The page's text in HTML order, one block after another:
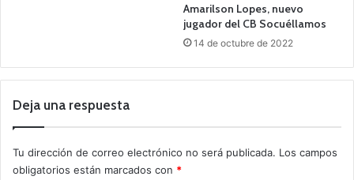
Amarilson Lopes, nuevo
jugador del CB Socuéllamos
14 de octubre de 2022
Deja una respuesta
Tu dirección de correo electrónico no será publicada. Los campos
obligatorios están marcados con *